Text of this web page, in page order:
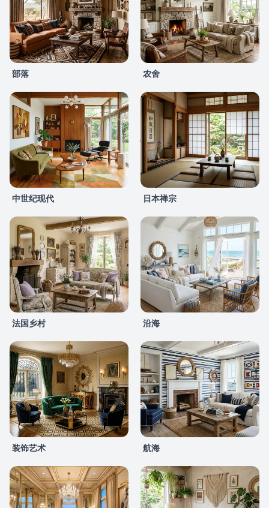
部落 农舍
中世纪现代 日本禅宗
法国乡村 沿海
装饰艺术 航海